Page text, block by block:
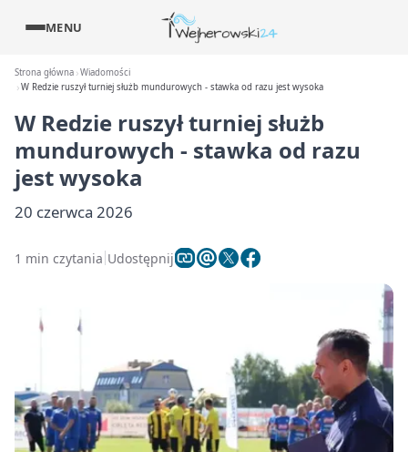
MENU
Strona główna Wiadomości
W Redzie ruszył turniej służb mundurowych - stawka od razu jest wysoka
W Redzie ruszył turniej służb
mundurowych - stawka od razu
jest wysoka
20 czerwca 2026
1 min czytania Udostępnij